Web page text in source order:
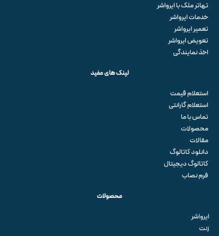
تهاتر ملک با ایرواشر
خدمات ایرواشر
تعمیر ایرواشر
تعویض ایرواشر
اخذ نمایندگی
لینک های مفید
استعلام قیمت
استعلام گارانتی
تماس با ما
محصولات
مقالات
دانلود کاتالوگ
کاتالوگ دیجیتال
فرم نصاب
محصولات
ایرواشر
زنت